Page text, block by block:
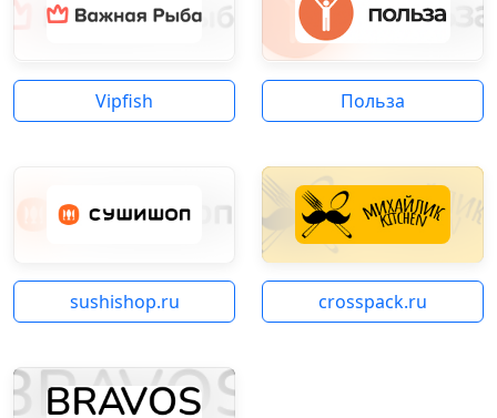
Vipfish Польза
sushishop.ru crosspack.ru